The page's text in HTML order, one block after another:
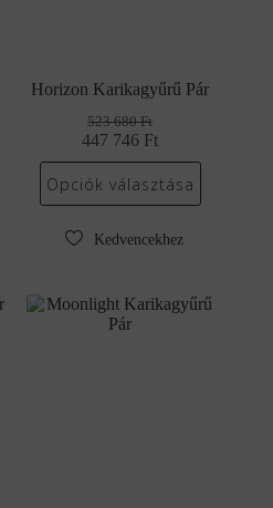
Horizon Karikagyűrű Pár
523 680Ft
Original
price
was:
447 746 Ft
Current
price
is:
Opciók választása
Kedvencekhez